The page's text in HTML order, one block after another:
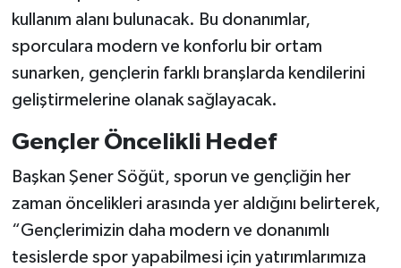
kullanım alanı bulunacak. Bu donanımlar,
sporculara modern ve konforlu bir ortam
sunarken, gençlerin farklı branşlarda kendilerini
geliştirmelerine olanak sağlayacak.
Gençler Öncelikli Hedef
Başkan Şener Söğüt, sporun ve gençliğin her
zaman öncelikleri arasında yer aldığını belirterek,
“Gençlerimizin daha modern ve donanımlı
tesislerde spor yapabilmesi için yatırımlarımıza